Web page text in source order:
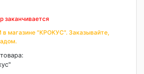
заканчивается
магазине "КРОКУС". Заказывайте,